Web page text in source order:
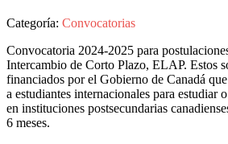
Categoría: Convocatorias
Convocatoria 2024-2025 para
Intercambio de Corto Plazo, ELAP. Estos
financiados por el Gobierno de Canadá
a estudiantes internacionales para estudiar
en instituciones postsecundarias
6 meses.